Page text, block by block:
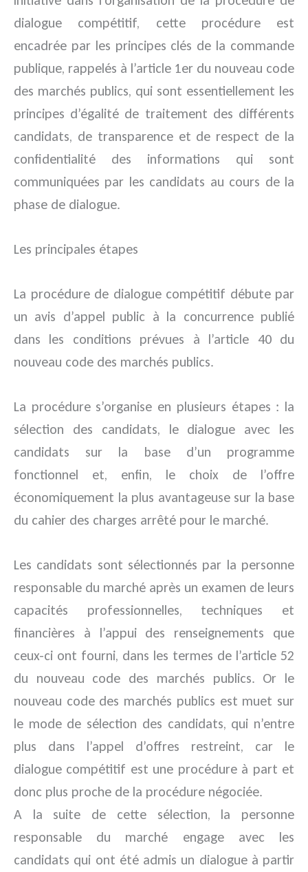
dialogue compétitif, cette procédure est
encadrée par les principes clés de la commande
publique, rappelés à l’article 1er du nouveau code
des marchés publics, qui sont essentiellement les
principes d’égalité de traitement des différents
candidats, de transparence et de respect de la
confidentialité des informations qui sont
communiquées par les candidats au cours de la
phase de dialogue.
Les principales étapes
La procédure de dialogue compétitif débute par
un avis d’appel public à la concurrence publié
dans les conditions prévues à l’article 40 du
nouveau code des marchés publics.
La procédure s’organise en plusieurs étapes : la
sélection des candidats, le dialogue avec les
candidats sur la base d’un programme
fonctionnel et, enfin, le choix de l’offre
économiquement la plus avantageuse sur la base
du cahier des charges arrêté pour le marché.
Les candidats sont sélectionnés par la personne
responsable du marché après un examen de leurs
capacités professionnelles, techniques et
financières à l’appui des renseignements que
ceux-ci ont fourni, dans les termes de l’article 52
du nouveau code des marchés publics. Or le
nouveau code des marchés publics est muet sur
le mode de sélection des candidats, qui n’entre
plus dans l’appel d’offres restreint, car le
dialogue compétitif est une procédure à part et
donc plus proche de la procédure négociée.
A la suite de cette sélection, la personne
responsable du marché engage avec les
candidats qui ont été admis un dialogue à partir